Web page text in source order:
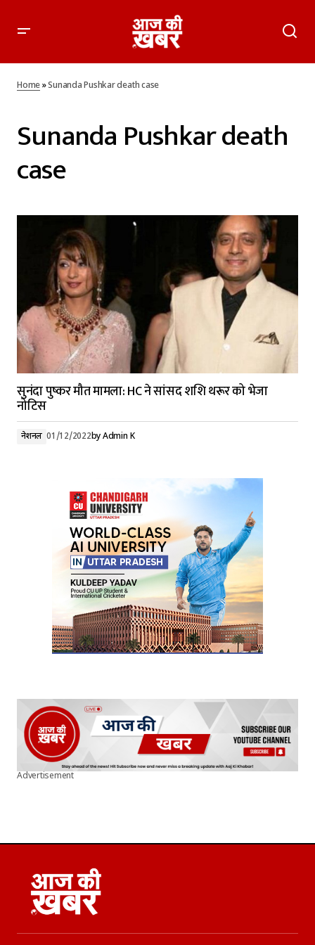
Home»Sunanda Pushkar death case
Sunanda Pushkar death
case
सुनंदा पुष्कर मौत मामला: HC ने सांसद शशि थरूर को भेजा
नोटिस
नेशनल 01/12/2022byAdmin K
Advertisement